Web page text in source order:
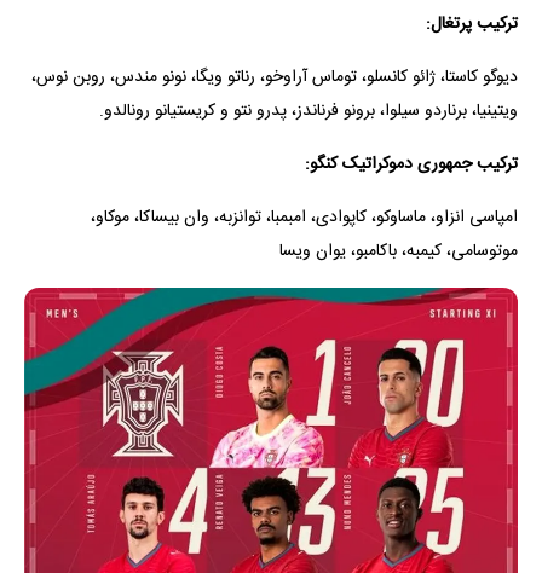
ترکیب پرتغال:
دیوگو کاستا، ژائو کانسلو، توماس آراوخو، رناتو ویگا، نونو مندس، روبن نوس،
ویتینیا، برناردو سیلوا، برونو فرناندز، پدرو نتو و کریستیانو رونالدو.
ترکیب جمهوری دموکراتیک کنگو:
امپاسی انزاو، ماساوکو، کاپوادی، امبمبا، توانزبه، وان بیساکا، موکاو،
موتوسامی، کیمبه، باکامبو، یوان ویسا